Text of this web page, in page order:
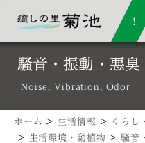
騒音・振動・悪臭
Noise, Vibration, Odor
ホーム >生活情報 >
くらし
> 生活環境・動植物 >騒音